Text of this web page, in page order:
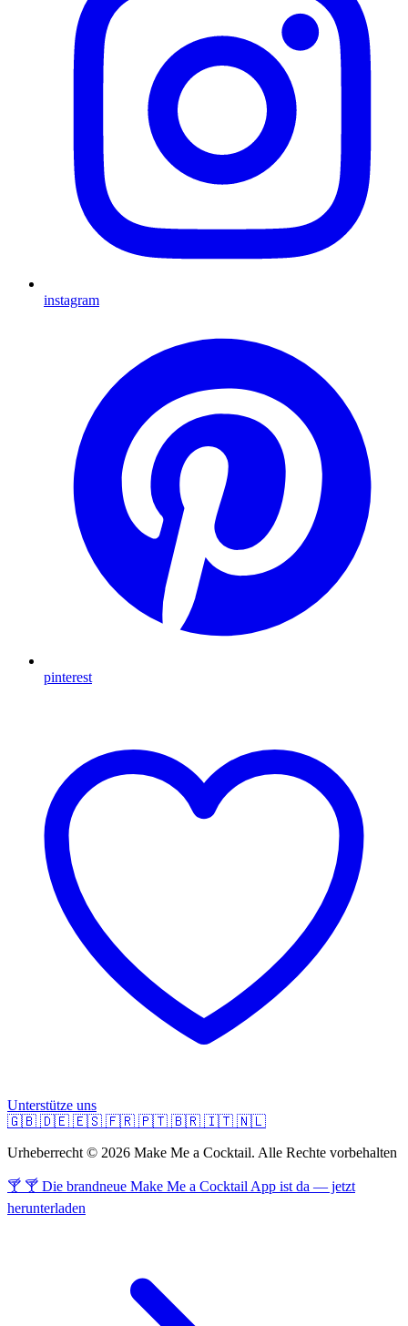
instagram
pinterest
Unterstütze uns
🇬🇧 🇩🇪 🇪🇸 🇫🇷 🇵🇹 🇧🇷 🇮🇹 🇳🇱
Urheberrecht © 2026 Make Me a Cocktail. Alle Rechte vorbehalten
🍸 🍸 Die brandneue Make Me a Cocktail App ist da — jetzt
herunterladen